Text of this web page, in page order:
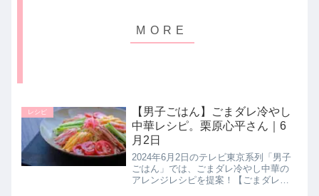
レシピ
【男子ごはん】ごまダレ冷やし
中華レシピ。栗原心平さん｜6
月2日
2024年6月2日のテレビ東京系列「男子
ごはん」では、ごまダレ冷やし中華の
アレンジレシピを提案！【ごまダレ冷